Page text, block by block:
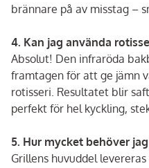
brännare på av misstag –
4. Kan jag använda
Absolut! Den infraröda
framtagen för att ge jämn
rotisseri. Resultatet blir
perfekt för hel kyckling,
5. Hur mycket behöver
Grillens huvuddel